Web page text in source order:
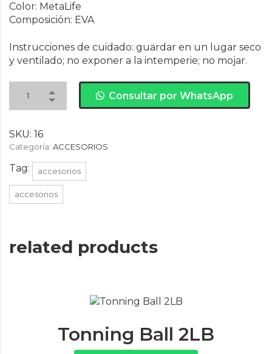
Color: MetaLife
Composición: EVA
Instrucciones de cuidado: guardar en un lugar seco
y ventilado; no exponer a la intemperie; no mojar.
Consultar por WhatsApp
SKU: 16
Categoría: ACCESORIOS
Tag: accesorios
accesorios
related products
Tonning Ball 2LB